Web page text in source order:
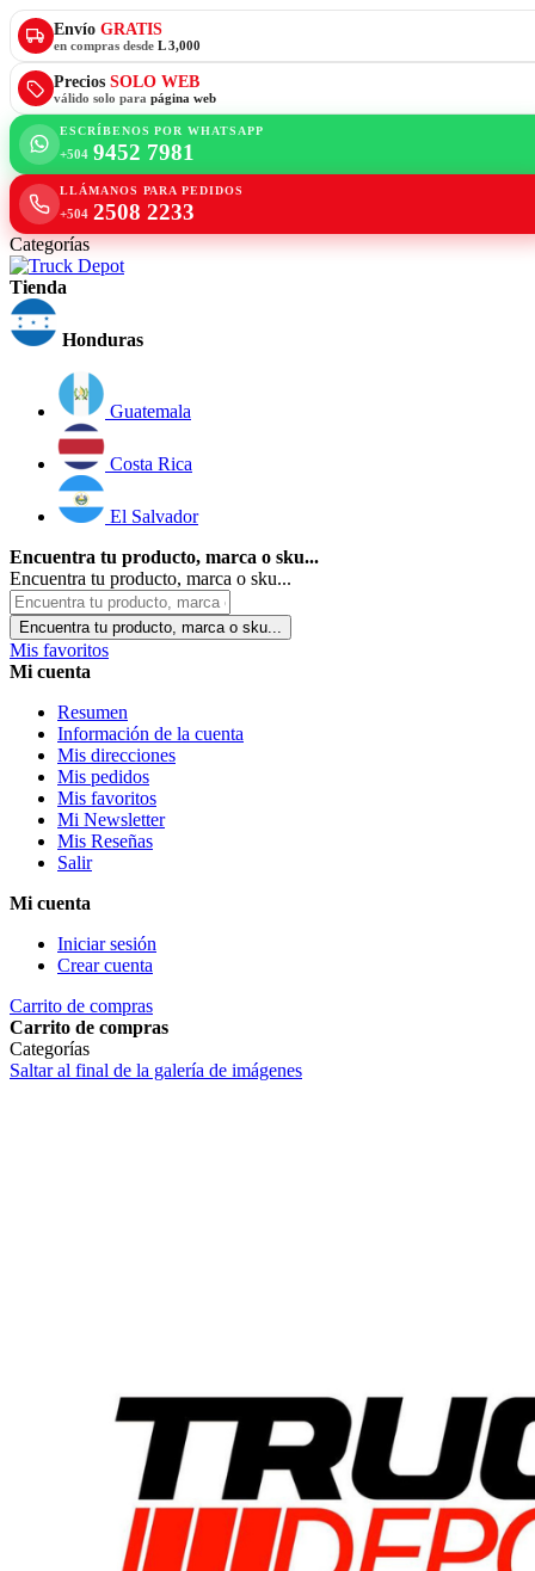
Envío GRATIS
en compras desde L 3,000
Precios SOLO WEB
válido solo para página web
ESCRÍBENOS POR WHATSAPP
+504 9452 7981
LLÁMANOS PARA PEDIDOS
+504 2508 2233
Categorías
Tienda
Honduras
Guatemala
Costa Rica
El Salvador
Encuentra tu producto, marca o sku...
Encuentra tu producto, marca o sku...
Encuentra tu producto, marca o sku...
Mis favoritos
Mi cuenta
Resumen
Información de la cuenta
Mis direcciones
Mis pedidos
Mis favoritos
Mi Newsletter
Mis Reseñas
Salir
Mi cuenta
Iniciar sesión
Crear cuenta
Carrito de compras
Carrito de compras
Categorías
Saltar al final de la galería de imágenes